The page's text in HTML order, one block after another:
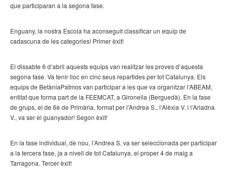
que participaran a la segona fase.
Enguany, la nostra Escola ha aconseguit classificar un equip de
cadascuna de les categories! Primer èxit!
El dissabte 6 d’abril aquests equips van realitzar les proves d’aquesta
segona fase. Va tenir lloc en cinc seus repartides per tot Catalunya. Els
equips de BetàniaPatmos van participar a les que va organitzar l’ABEAM,
entitat que forma part de la FEEMCAT, a Gironella (Berguedà). En la fase
de grups, el de 6è de Primària, format per l’Andrea S., l’Alèxia V. i l’Ariadna
V., va ser el guanyador! Segon èxit!
En la fase individual, de nou, l’Andrea S. va ser seleccionada per participar
a la tercera fase, ja a nivell de tot Catalunya, el proper 4 de maig a
Tarragona. Tercer èxit!